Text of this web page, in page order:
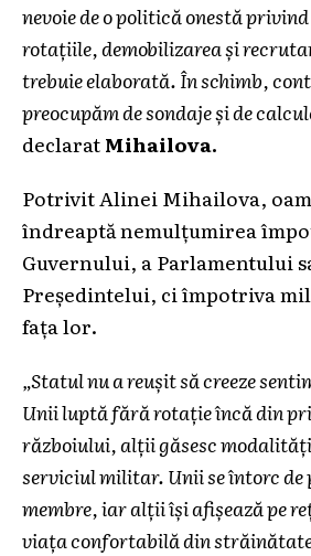
nevoie de o politică onestă
rotațiile, demobilizarea și
trebuie elaborată. În schimb,
preocupăm de sondaje și de
declaratMihailova.
Potrivit Alinei Mihailova,
îndreaptă nemulțumirea
Guvernului, a Parlamentului
Președintelui, ci împotriva
fața lor.
„Statul nu a reușit să creeze
Unii luptă fără rotație încă din
războiului, alții găsesc
serviciul militar. Unii se întorc de
membre, iar alții își afișează pe
viața confortabilă din